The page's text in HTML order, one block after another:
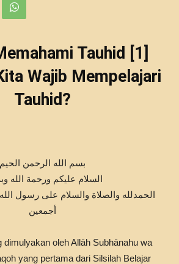
Tauhid [1]
Wajib Mempelajari
Tauhid?
بسم الله الرحمن الحيم
السلام عليكم ورحمة الله
الحمدلله والصلاة والسلام على رسول
أجمعين
oleh Allāh Subhānahu wa
yang pertama dari Silsilah Belajar